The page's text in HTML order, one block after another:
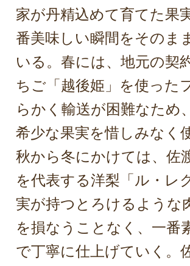
家が丹精込めて育てた果
番美味しい瞬間をそのま
いる。春には、地元の契
ちご「越後姫」を使った
らかく輸送が困難なため
希少な果実を惜しみなく
秋から冬にかけては、佐
を代表する洋梨「ル・レ
実が持つとろけるような
を損なうことなく、一番
で丁寧に仕上げていく。